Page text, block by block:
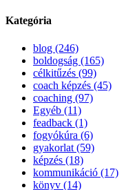
Kategória
blog (246)
boldogság (165)
célkitűzés (99)
coach képzés (45)
coaching (97)
Egyéb (11)
feadback (1)
fogyókúra (6)
gyakorlat (59)
képzés (18)
kommunikáció (17)
könyv (14)